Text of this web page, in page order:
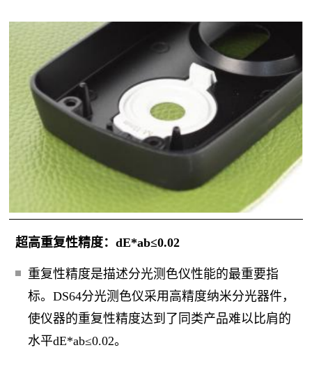
超高重复性精度：dE*ab≤0.02
重复性精度是描述分光测色仪性能的最重要指
标。DS64分光测色仪采用高精度纳米分光器件，
使仪器的重复性精度达到了同类产品难以比肩的
水平dE*ab≤0.02。